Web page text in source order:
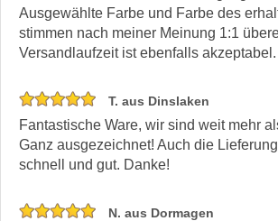
Ausgewählte Farbe und Farbe des
stimmen nach meiner Meinung 1:1
Versandlaufzeit ist ebenfalls akzeptabel.
T. aus Dinslaken
Fantastische Ware, wir sind weit mehr
Ganz ausgezeichnet! Auch die
schnell und gut. Danke!
N. aus Dormagen